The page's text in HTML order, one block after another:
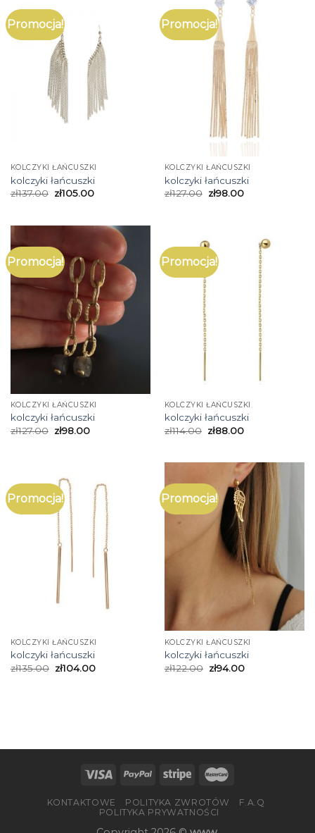
Promocja!
KOLCZYKI ŁAŃCUSZKI
kolczyki łańcuszki
zł137.00 zł105.00
Promocja!
KOLCZYKI ŁAŃCUSZKI
kolczyki łańcuszki
zł127.00 zł98.00
Promocja!
KOLCZYKI ŁAŃCUSZKI
kolczyki łańcuszki
zł127.00 zł98.00
Promocja!
KOLCZYKI ŁAŃCUSZKI
kolczyki łańcuszki
zł114.00 zł88.00
Promocja!
KOLCZYKI ŁAŃCUSZKI
kolczyki łańcuszki
zł135.00 zł104.00
Promocja!
KOLCZYKI ŁAŃCUSZKI
kolczyki łańcuszki
zł122.00 zł94.00
KONTAKTOWE POLITYKA ZWROTÓW
F.A.Q
POLITYKA PRYWATNOŚCI